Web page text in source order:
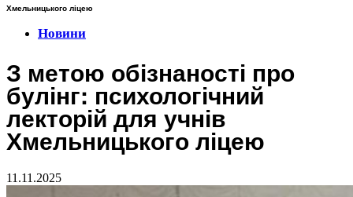
Хмельницького ліцею
Новини
З метою обізнаності про
булінг: психологічний
лекторій для учнів
Хмельницького ліцею
11.11.2025